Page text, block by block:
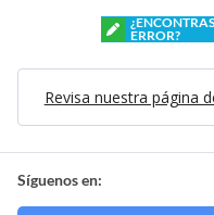
ERROR?
Revisa nuestra página
Síguenos en: